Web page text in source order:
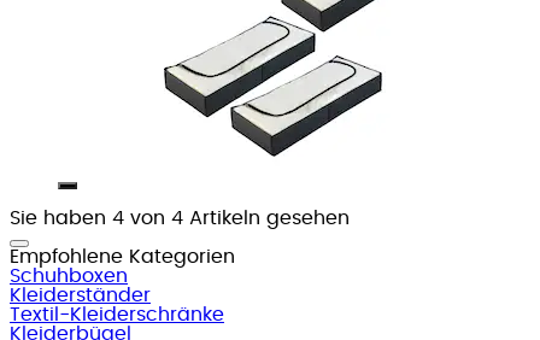
Sie haben 4 von 4 Artikeln gesehen
Empfohlene Kategorien
Schuhboxen
Kleiderständer
Textil-Kleiderschränke
Kleiderbügel